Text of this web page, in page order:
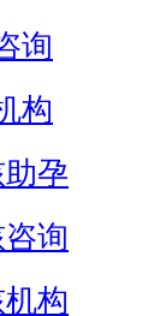
询
构
孕
询
构